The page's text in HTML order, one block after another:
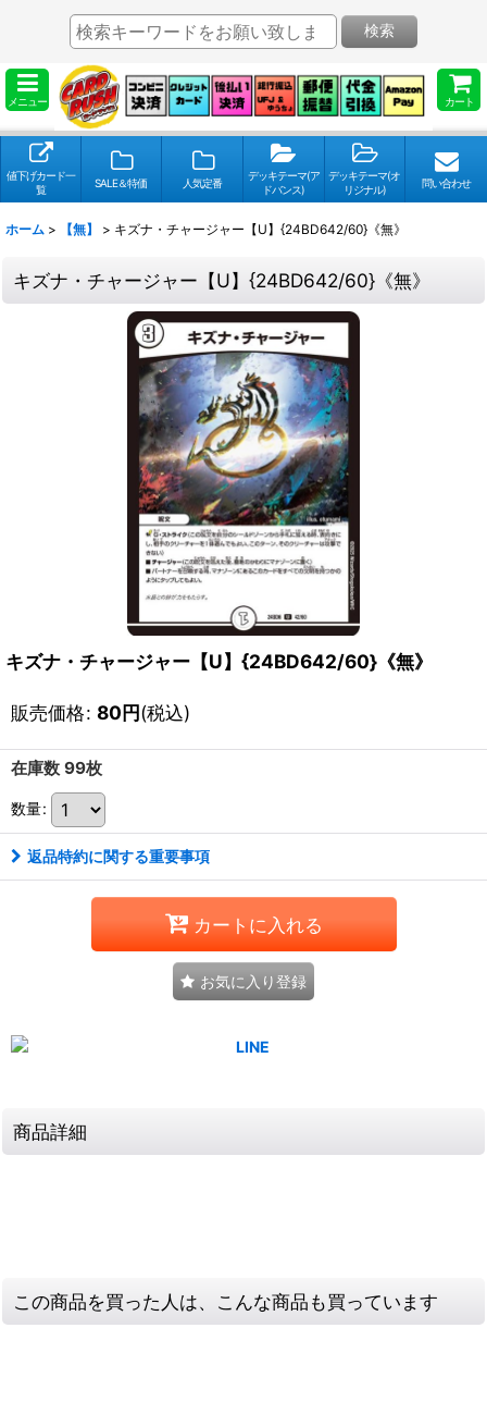
メニュー カート
検索
値下げカード一
覧
SALE＆特価 人気定番
デッキテーマ(ア
ドバンス)
デッキテーマ(オ
リジナル)
問い合わせ
ホーム > 【無】 > キズナ・チャージャー【U】{24BD642/60}《無》
キズナ・チャージャー【U】{24BD642/60}《無》
キズナ・チャージャー【U】{24BD642/60}《無》
販売価格: 80円(税込)
在庫数 99枚
数量:
返品特約に関する重要事項
カートに入れる
お気に入り登録
商品詳細
この商品を買った人は、こんな商品も買っています